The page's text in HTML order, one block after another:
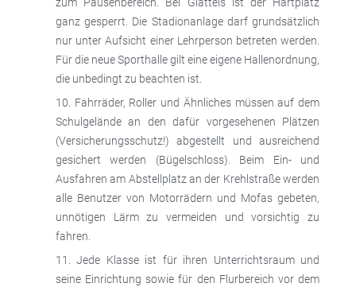
zum Pausenbereich. Bei Glatteis ist der Hartplatz
ganz gesperrt. Die Stadionanlage darf grundsätzlich
nur unter Aufsicht einer Lehrperson betreten werden.
Für die neue Sporthalle gilt eine eigene Hallenordnung,
die unbedingt zu beachten ist.
Fahrräder, Roller und Ähnliches müssen auf dem
Schulgelände an den dafür vorgesehenen Plätzen
(Versicherungsschutz!) abgestellt und ausreichend
gesichert werden (Bügelschloss). Beim Ein- und
Ausfahren am Abstellplatz an der Krehlstraße werden
alle Benutzer von Motorrädern und Mofas gebeten,
unnötigen Lärm zu vermeiden und vorsichtig zu
fahren.
Jede Klasse ist für ihren Unterrichtsraum und
seine Einrichtung sowie für den Flurbereich vor dem